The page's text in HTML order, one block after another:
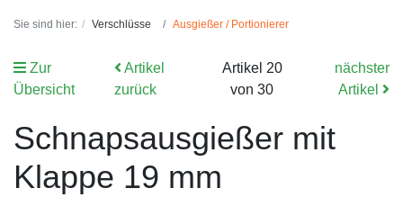
Sie sind hier: Verschlüsse Ausgießer / Portionierer
Zur
Übersicht
Artikel
zurück
Artikel 20
von 30
nächster
Artikel
Schnapsausgießer mit
Klappe 19 mm